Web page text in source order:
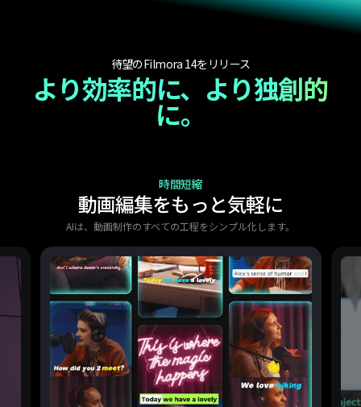
待望のFilmora 14をリリース
より効率的に、より独創的
に。
時間短縮
動画編集をもっと気軽に
AIは、動画制作のすべての工程をシンプル化します。